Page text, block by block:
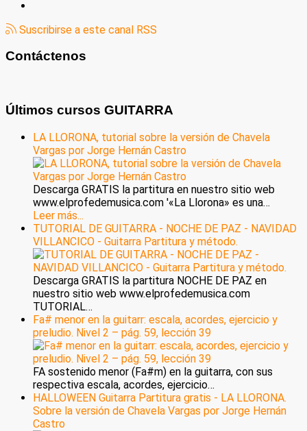
Suscribirse a este canal RSS
Contáctenos
Últimos cursos GUITARRA
LA LLORONA, tutorial sobre la versión de Chavela
Vargas por Jorge Hernán Castro
Descarga GRATIS la partitura en nuestro sitio web
www.elprofedemusica.com '«La Llorona» es una…
Leer más...
TUTORIAL DE GUITARRA - NOCHE DE PAZ - NAVIDAD
VILLANCICO - Guitarra Partitura y método.
Descarga GRATIS la partitura NOCHE DE PAZ en
nuestro sitio web www.elprofedemusica.com
TUTORIAL…
Fa# menor en la guitarr: escala, acordes, ejercicio y
preludio. Nivel 2 – pág. 59, lección 39
FA sostenido menor (Fa#m) en la guitarra, con sus
respectiva escala, acordes, ejercicio…
HALLOWEEN Guitarra Partitura gratis - LA LLORONA.
Sobre la versión de Chavela Vargas por Jorge Hernán
Castro